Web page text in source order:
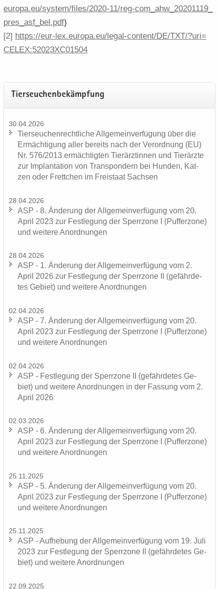
europa.​eu/​system/​files/​2020-​11/​reg-​​com_​ahw_​20201119_​
pres_​asf_​bel.​pdf)
[2] https:/​/​eur-​​lex.​europa.​eu/​legal-​​content/​DE/​TXT/​?​uri=​
CELEX:52023XC01504
Tier­seu­chen­be­kämp­fung
30.04.2026
Tier­seu­chen­recht­li­che All­ge­mein­ver­fü­gung über die
Er­mäch­ti­gung aller be­reits nach der Ver­ord­nung (EU)
Nr. 576/2013 er­mäch­tig­ten Tier­ärz­tin­nen und Tier­ärz­te
zur Im­plan­ta­ti­on von Trans­pon­dern bei Hun­den, Kat­
zen oder Frett­chen im Frei­staat Sach­sen
28.04.2026
ASP - 8. Än­de­rung der All­ge­mein­ver­fü­gung vom 20.
April 2023 zur Fest­le­gung der Sperr­zo­ne I (Puf­fer­zo­ne)
und wei­te­re An­ord­nun­gen
28.04.2026
ASP - 1. Än­de­rung der All­ge­mein­ver­fü­gung vom 2.
April 2026 zur Fest­le­gung der Sperr­zo­ne II (ge­fähr­de­
tes Ge­biet) und wei­te­re An­ord­nun­gen
02.04.2026
ASP - 7. Än­de­rung der All­ge­mein­ver­fü­gung vom 20.
April 2023 zur Fest­le­gung der Sperr­zo­ne I (Puf­fer­zo­ne)
und wei­te­re An­ord­nun­gen
02.04.2026
ASP - Fest­le­gung der Sperr­zo­ne II (ge­fähr­de­tes Ge­
biet) und wei­te­re An­ord­nun­gen in der Fas­sung vom 2.
April 2026
02.03.2026
ASP - 6. Än­de­rung der All­ge­mein­ver­fü­gung vom 20.
April 2023 zur Fest­le­gung der Sperr­zo­ne I (Puf­fer­zo­ne)
und wei­te­re An­ord­nun­gen
25.11.2025
ASP - 5. Än­de­rung der All­ge­mein­ver­fü­gung vom 20.
April 2023 zur Fest­le­gung der Sperr­zo­ne I (Puf­fer­zo­ne)
und wei­te­re An­ord­nun­gen
25.11.2025
ASP - Auf­he­bung der All­ge­mein­ver­fü­gung vom 19. Juli
2023 zur Fest­le­gung der Sperr­zo­ne II (ge­fähr­de­tes Ge­
biet) und wei­te­re An­ord­nun­gen
22.09.2025